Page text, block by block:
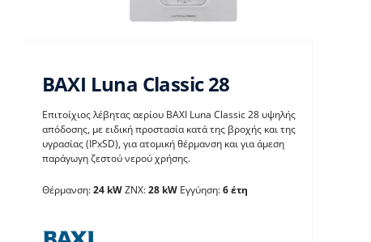
BAXI Luna Classic 28
Λέβητες με άμεση παραγωγή ΖΝX
BAXI Luna Classic 28
Επιτοίχιος λέβητας αερίου BAXI Luna Classic 28 υψηλής
απόδοσης, με ειδική προστασία κατά της βροχής και της
υγρασίας (IPxSD), για ατομική θέρμανση και για άμεση
παράγωγη ζεστού νερού χρήσης.
Θέρμανση:24 kWΖΝΧ:28 kWΕγγύηση:6 έτη